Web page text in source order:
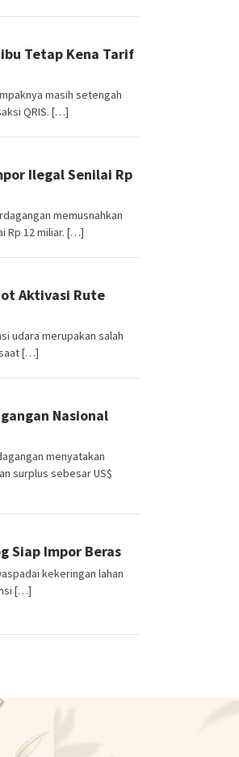
Tetap Kena Tarif
masih setengah
QRIS. […]
Ilegal Senilai Rp
memusnahkan
Rp 12 miliar. […]
Aktivasi Rute
udara merupakan salah
[…]
Nasional
menyatakan
surplus sebesar US$
Siap Impor Beras
kekeringan lahan
[…]